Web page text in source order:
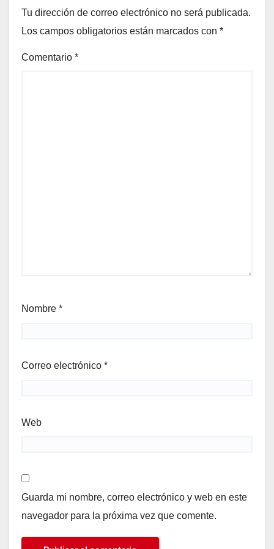
Tu dirección de correo electrónico no será publicada.
Los campos obligatorios están marcados con *
Comentario *
Nombre *
Correo electrónico *
Web
Guarda mi nombre, correo electrónico y web en este
navegador para la próxima vez que comente.